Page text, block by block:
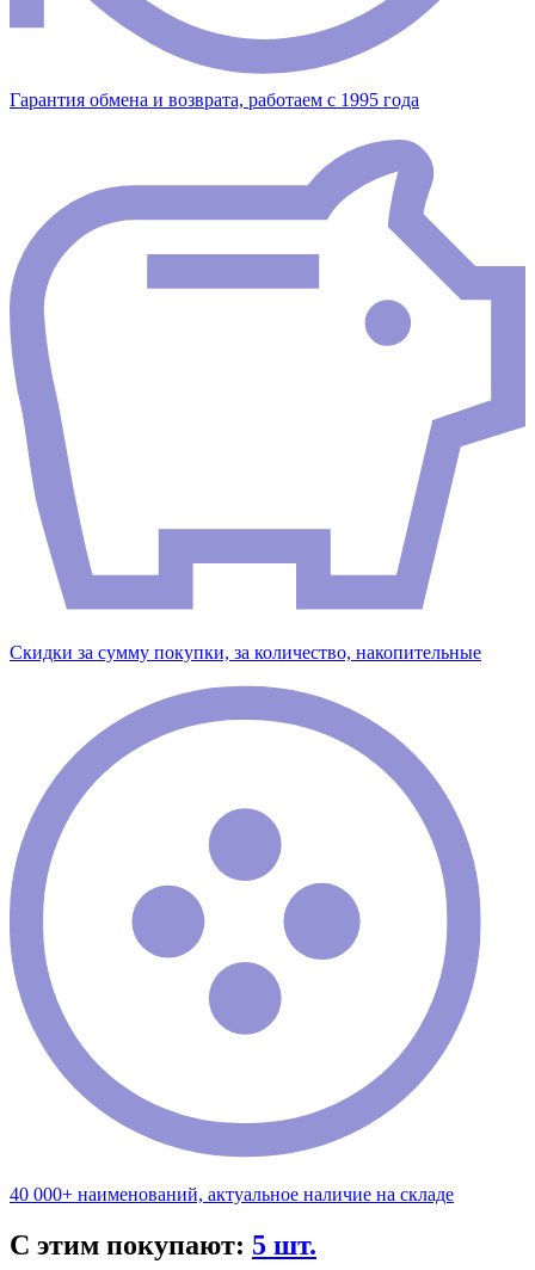
Гарантия обмена и возврата, работаем с 1995 года
Скидки за сумму покупки, за количество, накопительные
40 000+ наименований, актуальное наличие на складе
С этим покупают: 5 шт.